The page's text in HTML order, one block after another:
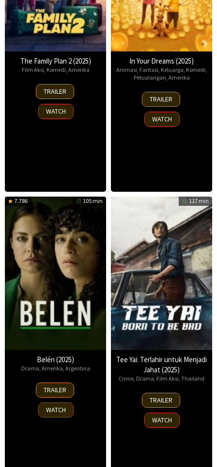
The Family Plan 2 (2025)
Film Aksi, Komedi, Amerika
11
Nov
2025
TRAILER
WATCH
In Your Dreams (2025)
Animasi, Fantasi, Keluarga, Komedi,
Petualangan, Amerika
7
Nov
2025
TRAILER
WATCH
7.786 105 min
Belén (2025)
Drama Amerika Argentina
18
Sep
2025
TRAILER
WATCH
117 min
Tee Yai: Terlahir untuk Menjadi
Jahat (2025)
Crime Drama Film Aksi Thailand
13
Nov
2025
TRAILER
WATCH